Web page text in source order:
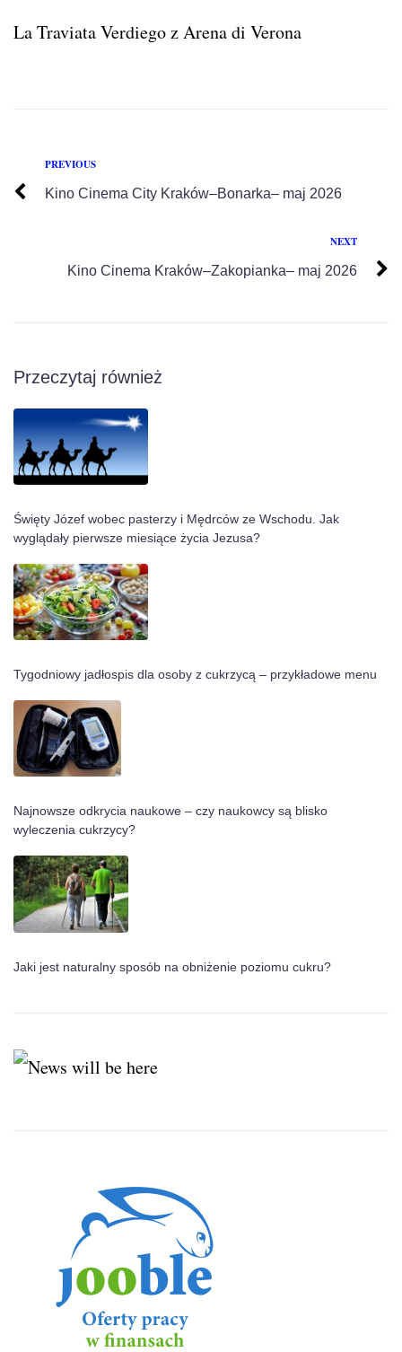
La Traviata Verdiego z Arena di Verona
PREVIOUS
Kino Cinema City Kraków–Bonarka– maj 2026
NEXT
Kino Cinema Kraków–Zakopianka– maj 2026
Przeczytaj również
Święty Józef wobec pasterzy i Mędrców ze Wschodu. Jak
wyglądały pierwsze miesiące życia Jezusa?
Tygodniowy jadłospis dla osoby z cukrzycą – przykładowe menu
Najnowsze odkrycia naukowe – czy naukowcy są blisko
wyleczenia cukrzycy?
Jaki jest naturalny sposób na obniżenie poziomu cukru?